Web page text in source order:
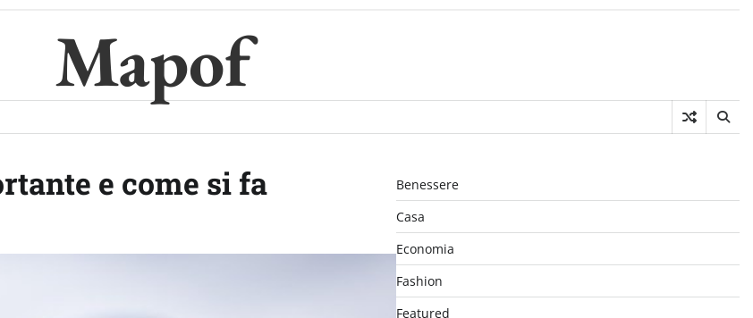
Mapof
e come si fa
Benessere
Casa
Economia
Fashion
Featured